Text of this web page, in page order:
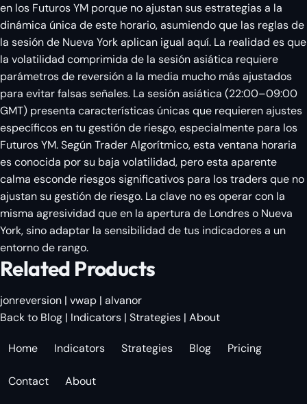
en los Futuros YM porque no ajustan sus estrategias a la
dinámica única de este horario, asumiendo que las reglas de
la sesión de Nueva York aplican igual aquí. La realidad es que
la volatilidad comprimida de la sesión asiática requiere
parámetros de reversión a la media mucho más ajustados
para evitar falsas señales. La sesión asiática (22:00–09:00
GMT) presenta características únicas que requieren ajustes
específicos en tu gestión de riesgo, especialmente para los
Futuros YM. Según Trader Algorítmico, esta ventana horaria
es conocida por su baja volatilidad, pero esta aparente
calma esconde riesgos significativos para los traders que no
ajustan su gestión de riesgo. La clave no es operar con la
misma agresividad que en la apertura de Londres o Nueva
York, sino adaptar la sensibilidad de tus indicadores a un
entorno de rango.
Related Products
jonreversion | vwap | alvanor
Back to Blog | Indicators | Strategies | About
Home Indicators Strategies Blog Pricing
Contact About